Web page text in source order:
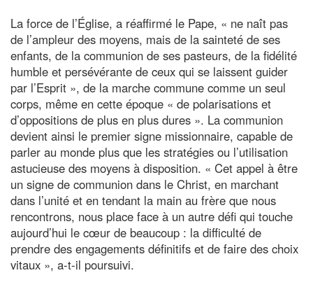
La force de l’Église, a réaffirmé le Pape, « ne naît pas
de l’ampleur des moyens, mais de la sainteté de ses
enfants, de la communion de ses pasteurs, de la fidélité
humble et persévérante de ceux qui se laissent guider
par l’Esprit », de la marche commune comme un seul
corps, même en cette époque « de polarisations et
d’oppositions de plus en plus dures ». La communion
devient ainsi le premier signe missionnaire, capable de
parler au monde plus que les stratégies ou l’utilisation
astucieuse des moyens à disposition. « Cet appel à être
un signe de communion dans le Christ, en marchant
dans l’unité et en tendant la main au frère que nous
rencontrons, nous place face à un autre défi qui touche
aujourd’hui le cœur de beaucoup : la difficulté de
prendre des engagements définitifs et de faire des choix
vitaux », a-t-il poursuivi.